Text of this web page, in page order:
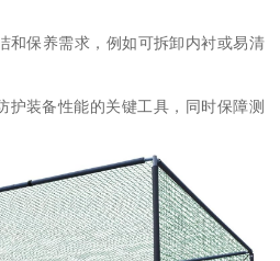
和保养需求，例如可拆卸内衬或易清
护装备性能的关键工具，同时保障测